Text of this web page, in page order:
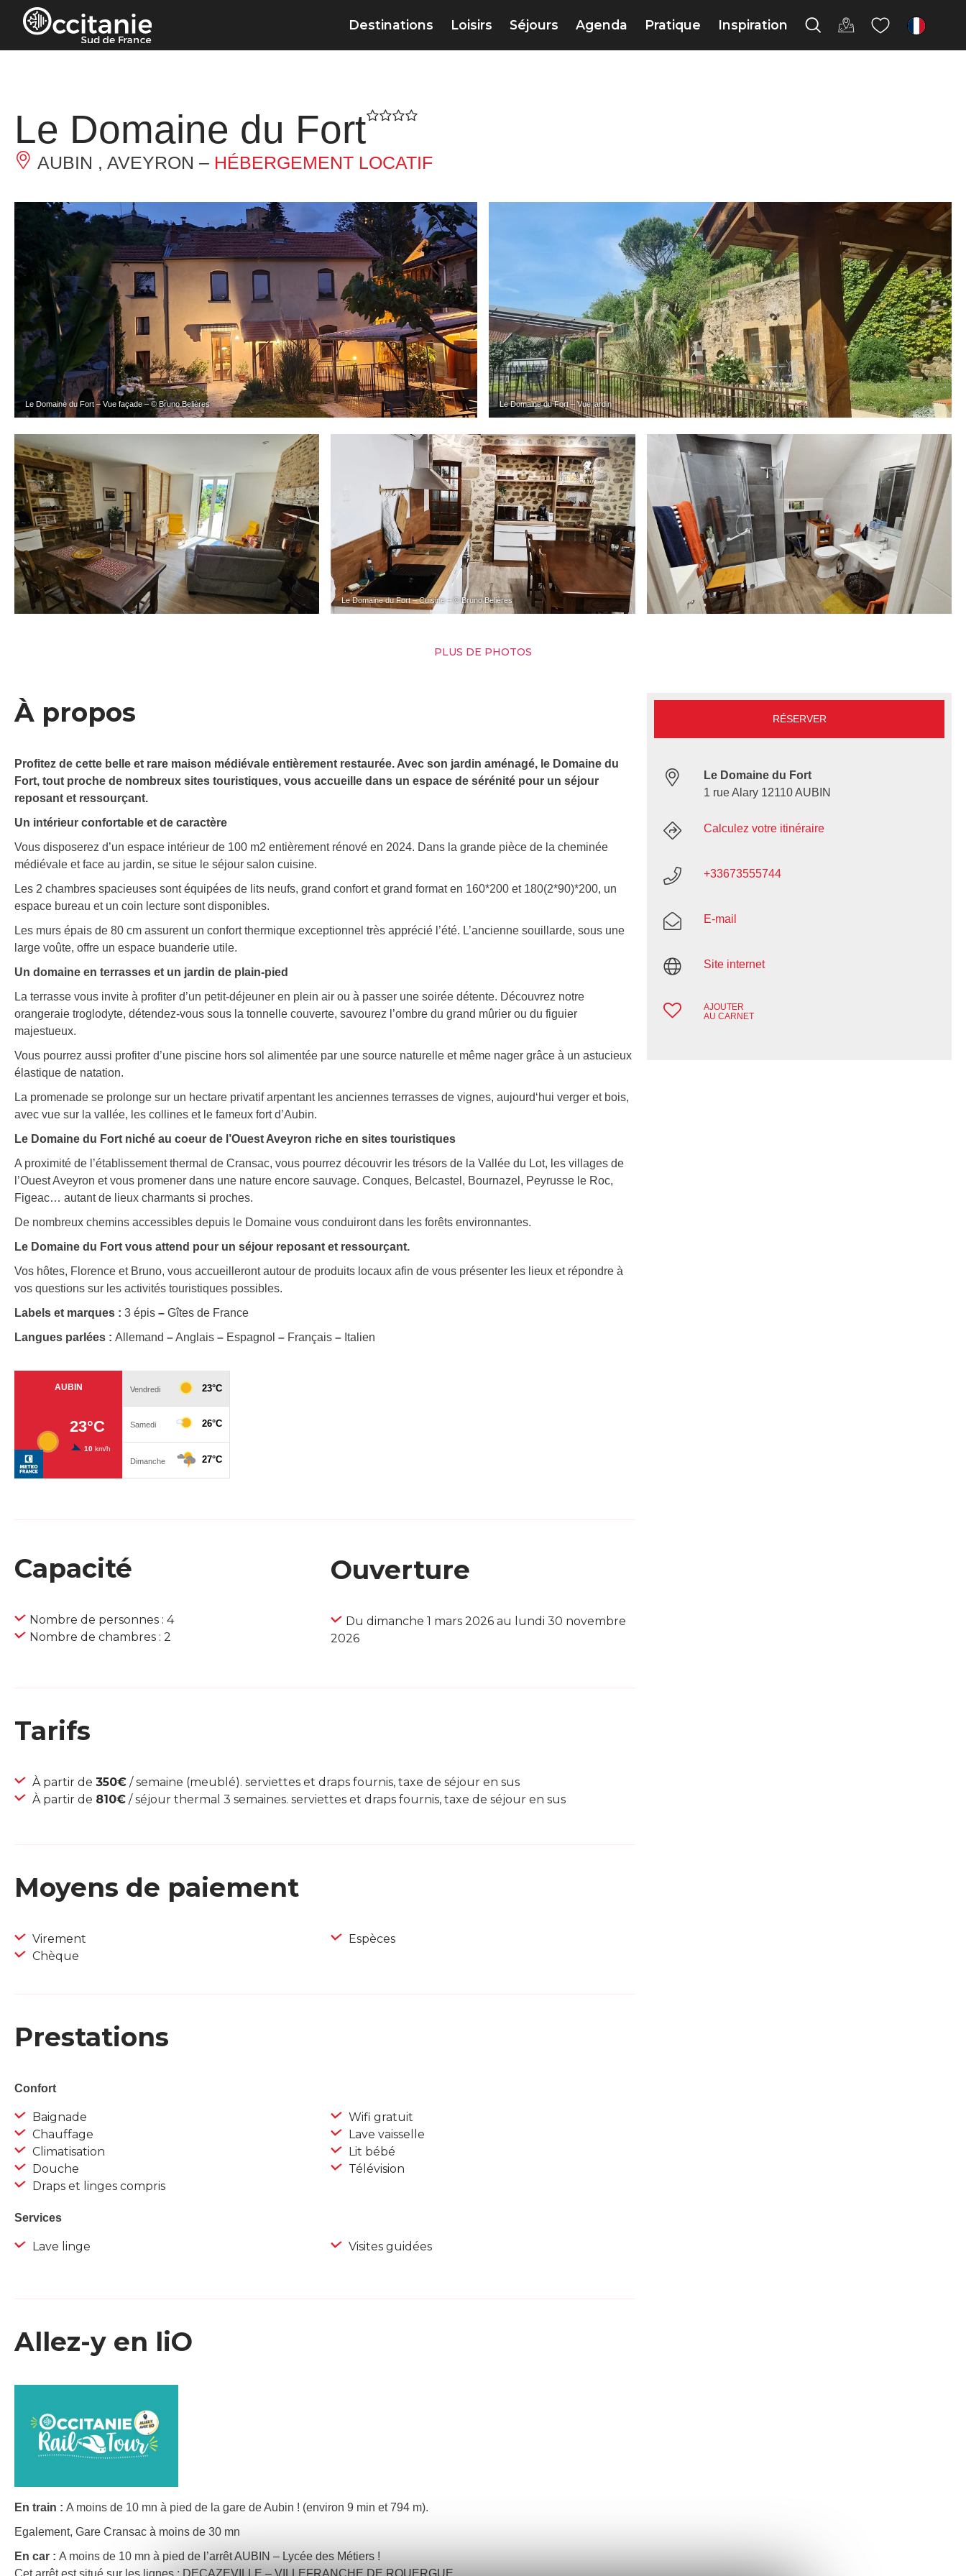
Panneau de gestion des cookies
Destinations Loisirs Séjours Agenda Pratique Inspiration fr
Le Domaine du Fort
AUBIN , AVEYRON – HÉBERGEMENT LOCATIF
Le Domaine du Fort – Vue façade – © Bruno Belières Le Domaine du Fort – Vue jardin
Le Domaine du Fort – Cuisine – © Bruno Belières
PLUS DE PHOTOS
À propos
Profitez de cette belle et rare maison médiévale entièrement restaurée. Avec son jardin aménagé, le Domaine du
Fort, tout proche de nombreux sites touristiques, vous accueille dans un espace de sérénité pour un séjour
reposant et ressourçant.
Un intérieur confortable et de caractère
Vous disposerez d’un espace intérieur de 100 m2 entièrement rénové en 2024. Dans la grande pièce de la cheminée
médiévale et face au jardin, se situe le séjour salon cuisine.
Les 2 chambres spacieuses sont équipées de lits neufs, grand confort et grand format en 160*200 et 180(2*90)*200, un
espace bureau et un coin lecture sont disponibles.
Les murs épais de 80 cm assurent un confort thermique exceptionnel très apprécié l’été. L’ancienne souillarde, sous une
large voûte, offre un espace buanderie utile.
Un domaine en terrasses et un jardin de plain-pied
La terrasse vous invite à profiter d’un petit-déjeuner en plein air ou à passer une soirée détente. Découvrez notre
orangeraie troglodyte, détendez-vous sous la tonnelle couverte, savourez l’ombre du grand mûrier ou du figuier
majestueux.
Vous pourrez aussi profiter d’une piscine hors sol alimentée par une source naturelle et même nager grâce à un astucieux
élastique de natation.
La promenade se prolonge sur un hectare privatif arpentant les anciennes terrasses de vignes, aujourd‘hui verger et bois,
avec vue sur la vallée, les collines et le fameux fort d’Aubin.
Le Domaine du Fort niché au coeur de l’Ouest Aveyron riche en sites touristiques
A proximité de l’établissement thermal de Cransac, vous pourrez découvrir les trésors de la Vallée du Lot, les villages de
l’Ouest Aveyron et vous promener dans une nature encore sauvage. Conques, Belcastel, Bournazel, Peyrusse le Roc,
Figeac… autant de lieux charmants si proches.
De nombreux chemins accessibles depuis le Domaine vous conduiront dans les forêts environnantes.
Le Domaine du Fort vous attend pour un séjour reposant et ressourçant.
Vos hôtes, Florence et Bruno, vous accueilleront autour de produits locaux afin de vous présenter les lieux et répondre à
vos questions sur les activités touristiques possibles.
Labels et marques : 3 épis – Gîtes de France
Langues parlées : Allemand –Anglais – Espagnol – Français – Italien
Capacité
Nombre de personnes : 4
Nombre de chambres : 2
Ouverture
Du dimanche 1 mars 2026 au lundi 30 novembre
2026
Tarifs
À partir de 350€ / semaine (meublé). serviettes et draps fournis, taxe de séjour en sus
À partir de 810€ / séjour thermal 3 semaines. serviettes et draps fournis, taxe de séjour en sus
Moyens de paiement
Virement
Chèque
Espèces
Prestations
Confort
Baignade
Chauffage
Climatisation
Douche
Draps et linges compris
Wifi gratuit
Lave vaisselle
Lit bébé
Télévision
Services
Lave linge Visites guidées
Allez-y en liO
En train : A moins de 10 mn à pied de la gare de Aubin ! (environ 9 min et 794 m).
Egalement, Gare Cransac à moins de 30 mn
En car : A moins de 10 mn à pied de l’arrêt AUBIN – Lycée des Métiers !
Cet arrêt est situé sur les lignes : DECAZEVILLE – VILLEFRANCHE DE ROUERGUE
RÉSERVER
Le Domaine du Fort
1 rue Alary 12110 AUBIN
Calculez votre itinéraire
+33673555744
E-mail
Site internet
AJOUTER
AU CARNET